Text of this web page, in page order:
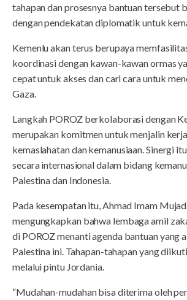
tahapan dan prosesnya bantuan tersebut
dengan pendekatan diplomatik untuk
Kemenlu akan terus berupaya
koordinasi dengan kawan-kawan ormas
cepat untuk akses dan cari cara untuk
Gaza.
Langkah POROZ berkolaborasi dengan
merupakan komitmen untuk menjalin
kemaslahatan dan kemanusiaan. Sinergi
secara internasional dalam bidang
Palestina dan Indonesia.
Pada kesempatan itu, Ahmad Imam
mengungkapkan bahwa lembaga amil
di POROZ menanti agenda bantuan yang
Palestina ini. Tahapan-tahapan yang
melalui pintu Jordania.
“Mudahan-mudahan bisa diterima oleh